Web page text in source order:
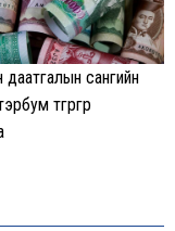
даатгалын сангийн
төгрөгөөр